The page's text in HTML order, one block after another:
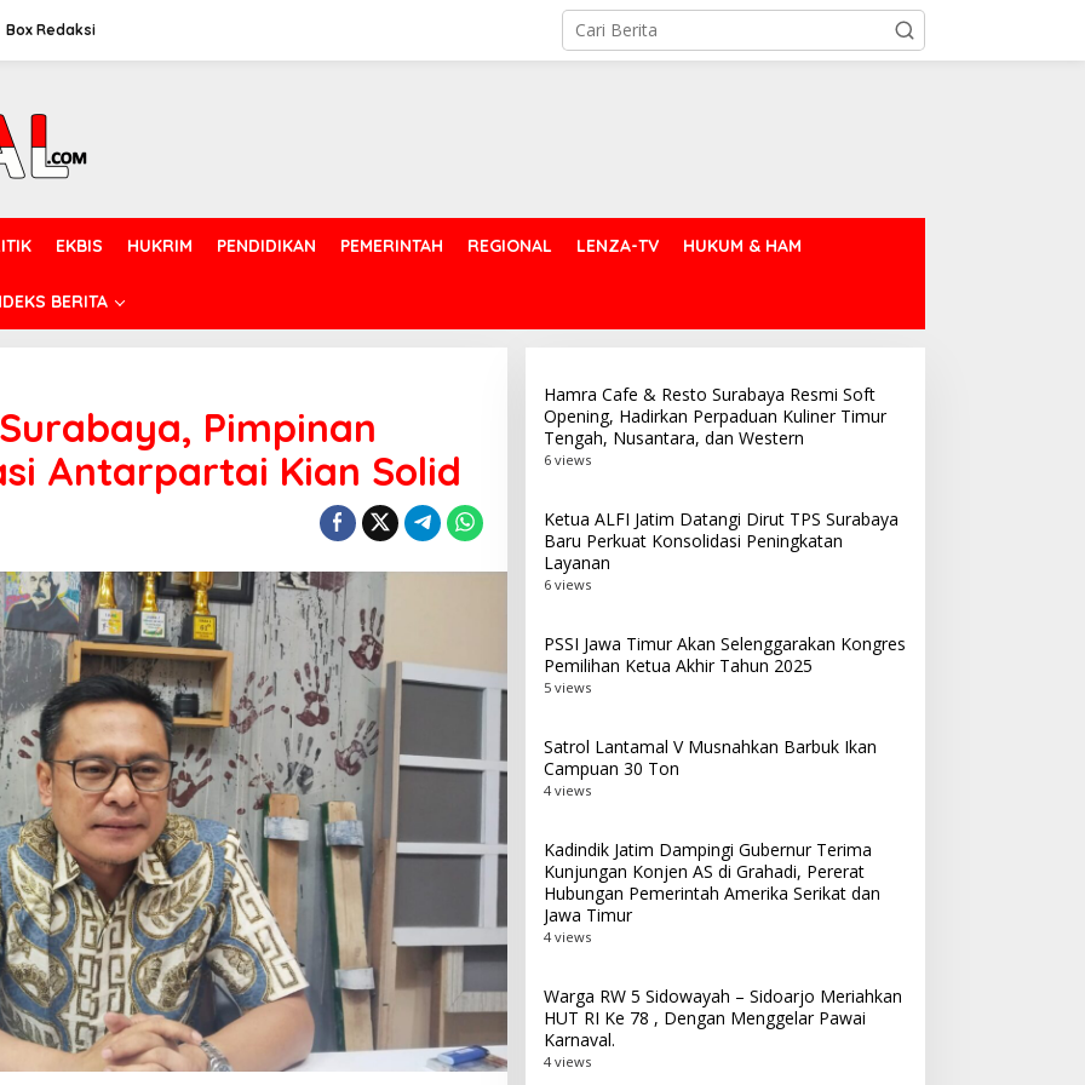
Box Redaksi
EKBIS HUKRIM PENDIDIKAN PEMERINTAH REGIONAL LENZA-TV HUKUM & HAM
BERITA
Pimpinan
Antarpartai Kian Solid
Hamra Cafe & Resto Surabaya Resmi Soft
Opening, Hadirkan Perpaduan Kuliner Timur
Tengah, Nusantara, dan Western
6 views
Ketua ALFI Jatim Datangi Dirut TPS Surabaya
Baru Perkuat Konsolidasi Peningkatan
Layanan
6 views
PSSI Jawa Timur Akan Selenggarakan Kongres
Pemilihan Ketua Akhir Tahun 2025
5 views
Satrol Lantamal V Musnahkan Barbuk Ikan
Campuan 30 Ton
4 views
Kadindik Jatim Dampingi Gubernur Terima
Kunjungan Konjen AS di Grahadi, Pererat
Hubungan Pemerintah Amerika Serikat dan
Jawa Timur
4 views
Warga RW 5 Sidowayah – Sidoarjo Meriahkan
HUT RI Ke 78 , Dengan Menggelar Pawai
Karnaval.
4 views